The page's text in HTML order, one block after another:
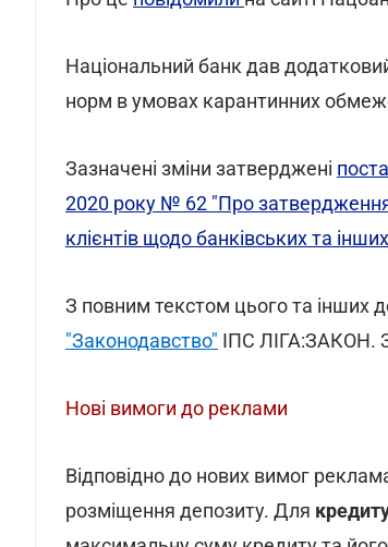
Національний банк дав
норм в умовах карантинних
Зазначені зміни затверджені
2020 року № 62 "Про
клієнтів щодо банківських та
З повним текстом цього та інших
"Законодавство" ІПС ЛІГА:ЗАКОН.
Нові вимоги до реклами
Відповідно до нових вимог
розміщення депозиту. Для